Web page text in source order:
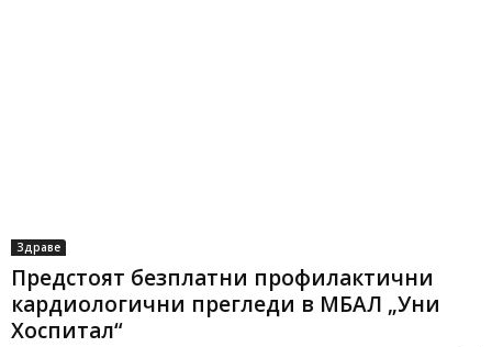
Здраве
Предстоят безплатни профилактични
кардиологични прегледи в МБАЛ „Уни
Хоспитал“